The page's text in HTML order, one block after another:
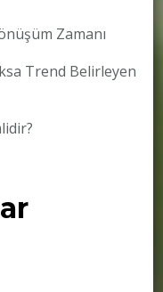
Zamanı
Trend Belirleyen